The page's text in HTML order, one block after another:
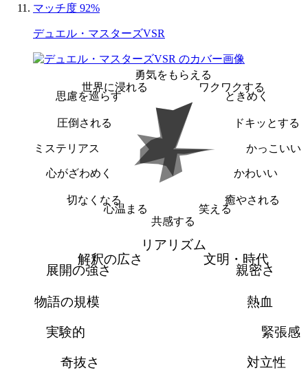
マッチ度 92%
デュエル・マスターズVSR
勇気をもらえる
ワクワクする
ときめく
ドキッとする
かっこいい
かわいい
癒やされる
笑える
共感する
心温まる
切なくなる
心がざわめく
ミステリアス
圧倒される
思慮を巡らす
世界に浸れる
リアリズム
文明・時代
親密さ
熱血
緊張感
対立性
奇抜さ
実験的
物語の規模
展開の強さ
解釈の広さ